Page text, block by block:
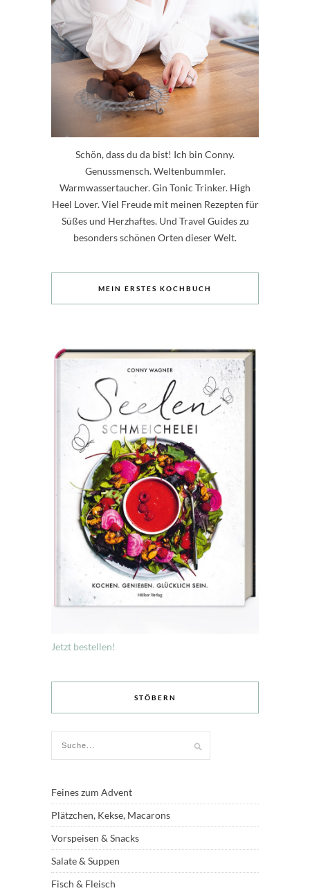
Schön, dass du da bist! Ich bin Conny.
Genussmensch. Weltenbummler.
Warmwassertaucher. Gin Tonic Trinker. High
Heel Lover. Viel Freude mit meinen Rezepten für
Süßes und Herzhaftes. Und Travel Guides zu
besonders schönen Orten dieser Welt.
MEIN ERSTES KOCHBUCH
Jetzt bestellen!
STÖBERN
Feines zum Advent
Plätzchen, Kekse, Macarons
Vorspeisen & Snacks
Salate & Suppen
Fisch & Fleisch